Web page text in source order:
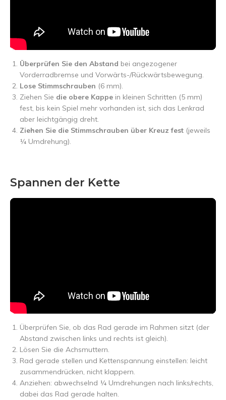
Überprüfen Sie den Abstand bei angezogener
Vorderradbremse und Vorwärts-/Rückwärtsbewegung.
Lose Stimmschrauben (6 mm).
Ziehen Sie die obere Kappe in kleinen Schritten (5 mm)
fest, bis kein Spiel mehr vorhanden ist, sich das Lenkrad
aber leichtgängig dreht.
Ziehen Sie die Stimmschrauben über Kreuz fest (jeweils
¼ Umdrehung).
Spannen der Kette
Überprüfen Sie, ob das Rad gerade im Rahmen sitzt (der
Abstand zwischen links und rechts ist gleich).
Lösen Sie die Achsmuttern.
Rad gerade stellen und Kettenspannung einstellen: leicht
zusammendrücken, nicht klappern.
Anziehen: abwechselnd ¼ Umdrehungen nach links/rechts,
dabei das Rad gerade halten.